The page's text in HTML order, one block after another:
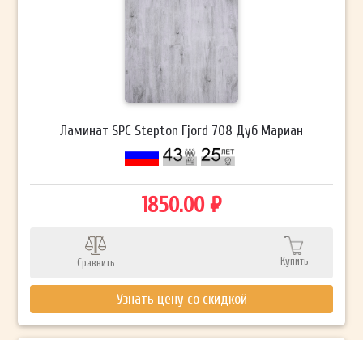
Ламинат SPC Stepton Fjord 708 Дуб Мариан
1850.00 ₽
Сравнить Купить
Узнать цену со скидкой